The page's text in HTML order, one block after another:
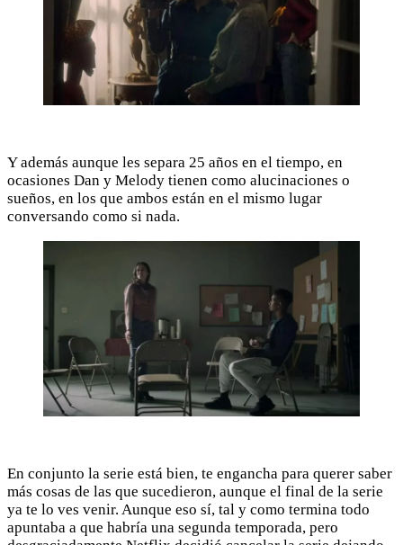
Y además aunque les separa 25 años en el tiempo, en
ocasiones Dan y Melody tienen como alucinaciones o
sueños, en los que ambos están en el mismo lugar
conversando como si nada.
En conjunto la serie está bien, te engancha para querer saber
más cosas de las que sucedieron, aunque el final de la serie
ya te lo ves venir. Aunque eso sí, tal y como termina todo
apuntaba a que habría una segunda temporada, pero